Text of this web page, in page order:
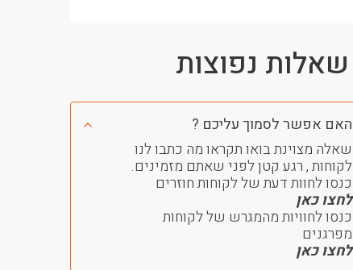
שאלות נפוצות
האם אפשר לסמוך עליכם ?
שאלה מצוינת בואו תקראו מה כתבו לנו
לקוחות , רגע קטן לפני שאתם מזמינים.
כנסו לחוות דעת של לקוחות חוזרים
לחצו כאן
כנסו לחוויות מהמגרש של לקוחות
מפרגנים
לחצו כאן